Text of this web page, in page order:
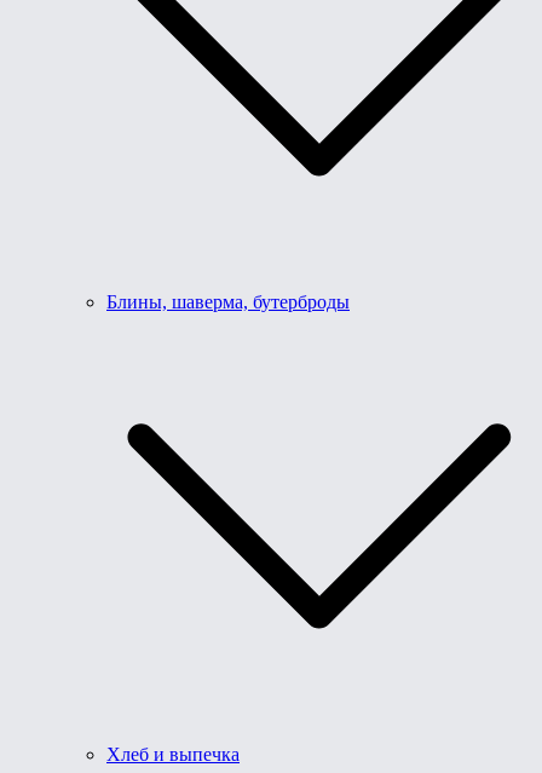
Блины, шаверма, бутерброды
Хлеб и выпечка